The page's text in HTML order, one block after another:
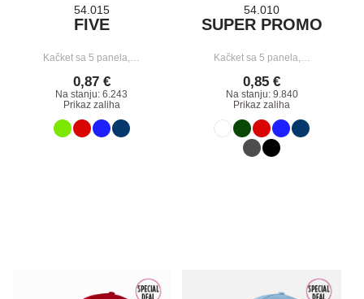
54.015
FIVE
Kačket sa 5 panela,…
0,87 €
Na stanju: 6.243
Prikaz zaliha
54.010
SUPER PROMO
Kačket sa 5 panela,…
0,85 €
Na stanju: 9.840
Prikaz zaliha